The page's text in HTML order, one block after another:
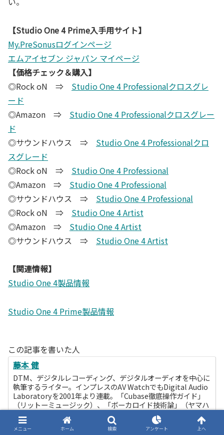
【Studio One 4 Prime入手用サイト】
My.PreSonusログインページ
エムアイセブン ジャパン マイページ
【価格チェック＆購入】
◎Rock oN ⇒ Studio One 4 Professionalクロスグレ
ード
◎Amazon ⇒ Studio One 4 Professionalクロスグレー
ド
◎サウンドハウス ⇒ Studio One 4 Professionalクロ
スグレード
◎Rock oN ⇒ Studio One 4 Professional
◎Amazon ⇒ Studio One 4 Professional
◎サウンドハウス ⇒ Studio One 4 Professional
◎Rock oN ⇒ Studio One 4 Artist
◎Amazon ⇒ Studio One 4 Artist
◎サウンドハウス ⇒ Studio One 4 Artist
【関連情報】
Studio One 4製品情報
Studio One 4 Prime製品情報
この記事を書いた人
藤本 健
DTM、デジタルレコーディング、デジタルオーディオを中心に
執筆するライター。インプレスのAV WatchでもDigital Audio
Laboratoryを2001年より連載。「Cubase徹底操作ガイド」
（リットーミュージック）、「ボーカロイド技術論」（ヤマハ
ミュージックメディア）などの著書も多数ある。趣味は太陽光
発電、2004年より自宅の電気を太陽光発電で賄うほか、現在3
つの発電所を運用する発電所長でもある。
メニュー ホーム 検索 アンケート 上へ